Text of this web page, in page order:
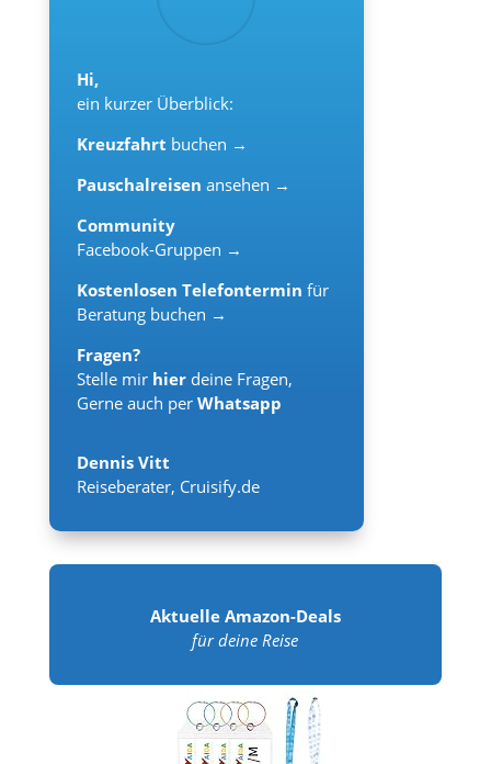
Hi,
ein kurzer Überblick:
Kreuzfahrt buchen →
Pauschalreisen ansehen →
Community
Facebook-Gruppen →
Kostenlosen Telefontermin für
Beratung buchen →
Fragen?
Stelle mir hier deine Fragen,
Gerne auch per Whatsapp
Dennis Vitt
Reiseberater, Cruisify.de
Aktuelle Amazon-Deals
für deine Reise